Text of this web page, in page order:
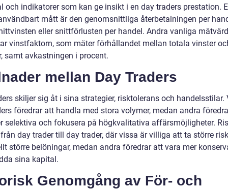
och indikatorer som kan ge insikt i en day traders prestation.
mått är den genomsnittliga återbetalningen per
eller snittförlusten per handel. Andra vanliga
vinstfaktorn, som mäter förhållandet mellan totala vinster
samt avkastningen i procent.
mellan Day Traders
skiljer sig åt i sina strategier, risktolerans och handelsstilar.
föredrar att handla med stora volymer, medan andra
selektiva och fokusera på högkvalitativa affärsmöjligheter.
day trader till day trader, där vissa är villiga att ta större
större belöningar, medan andra föredrar att vara mer
sina kapital.
Genomgång av För- och